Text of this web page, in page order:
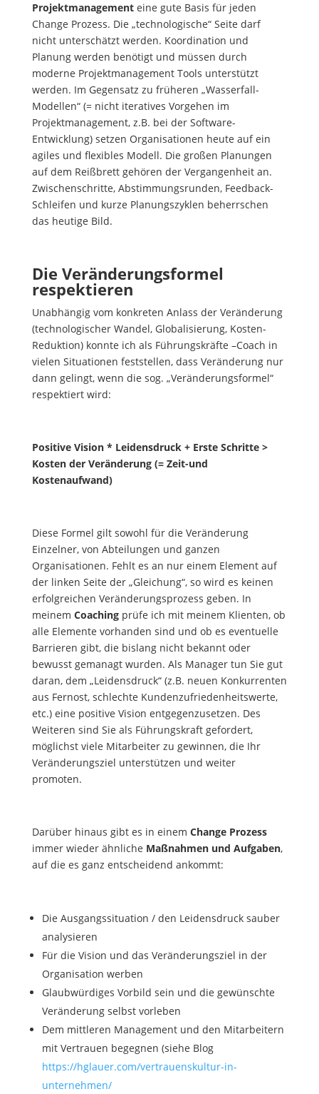
Projektmanagementeine gute Basis für jeden
Change Prozess. Die „technologische“ Seite darf
nicht unterschätzt werden. Koordination und
Planung werden benötigt und müssen durch
moderne Projektmanagement Tools unterstützt
werden. Im Gegensatz zu früheren „Wasserfall-
Modellen“ (= nicht iteratives Vorgehen im
Projektmanagement, z.B. bei der Software-
Entwicklung) setzen Organisationen heute auf ein
agiles und flexibles Modell. Die großen Planungen
auf dem Reißbrett gehören der Vergangenheit an.
Zwischenschritte, Abstimmungsrunden, Feedback-
Schleifen und kurze Planungszyklen beherrschen
das heutige Bild.
Die Veränderungsformel
respektieren
Unabhängig vom konkreten Anlass der Veränderung
(technologischer Wandel, Globalisierung, Kosten-
Reduktion) konnte ich als Führungskräfte –Coach in
vielen Situationen feststellen, dass Veränderung nur
dann gelingt, wenn die sog. „Veränderungsformel“
respektiert wird:
Positive Vision * Leidensdruck + Erste Schritte >
Kosten der Veränderung (= Zeit-und
Kostenaufwand)
Diese Formel gilt sowohl für die Veränderung
Einzelner, von Abteilungen und ganzen
Organisationen. Fehlt es an nur einem Element auf
der linken Seite der „Gleichung“, so wird es keinen
erfolgreichen Veränderungsprozess geben. In
meinem Coachingprüfe ich mit meinem Klienten, ob
alle Elemente vorhanden sind und ob es eventuelle
Barrieren gibt, die bislang nicht bekannt oder
bewusst gemanagt wurden. Als Manager tun Sie gut
daran, dem „Leidensdruck“ (z.B. neuen Konkurrenten
aus Fernost, schlechte Kundenzufriedenheitswerte,
etc.) eine positive Vision entgegenzusetzen. Des
Weiteren sind Sie als Führungskraft gefordert,
möglichst viele Mitarbeiter zu gewinnen, die Ihr
Veränderungsziel unterstützen und weiter
promoten.
Darüber hinaus gibt es in einem Change Prozess
immer wieder ähnliche Maßnahmen und Aufgaben,
auf die es ganz entscheidend ankommt:
Die Ausgangssituation / den Leidensdruck sauber
analysieren
Für die Vision und das Veränderungsziel in der
Organisation werben
Glaubwürdiges Vorbild sein und die gewünschte
Veränderung selbst vorleben
Dem mittleren Management und den Mitarbeitern
mit Vertrauen begegnen (siehe Blog
https://hglauer.com/vertrauenskultur-in-
unternehmen/